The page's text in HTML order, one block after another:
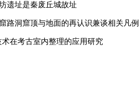
遗址是秦废丘城故址
路洞窟顶与地面的再认识兼谈相关凡例
术在考古室内整理的应用研究